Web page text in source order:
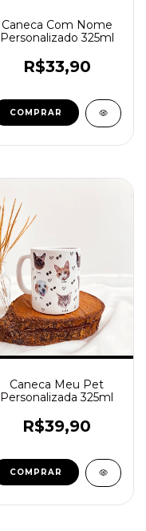
Caneca Com Nome
Personalizado 325ml
R$33,90
Caneca Meu Pet
Personalizada 325ml
R$39,90
COMPRAR